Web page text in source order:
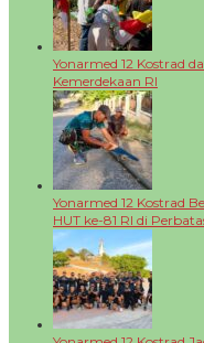
Yonarmed 12 Kostrad
Kemerdekaan RI
Yonarmed 12 Kostrad
HUT ke-81 RI di